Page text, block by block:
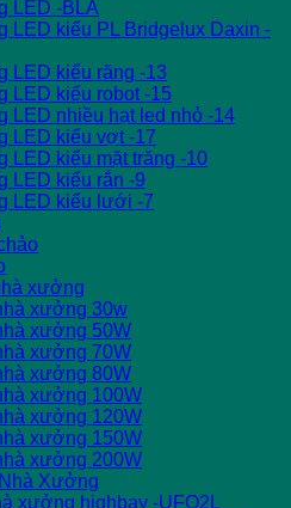
LED -BLA
LED kiểu PL Bridgelux Daxin -
LED kiểu răng -13
LED kiểu robot -15
LED nhiều hạt led nhỏ -14
LED kiểu vợt -17
LED kiểu mặt trăng -10
LED kiểu rắn -9
LED kiểu lưới -7
xưởng
xưởng 30w
xưởng 50W
xưởng 70W
xưởng 80W
xưởng 100W
xưởng 120W
xưởng 150W
xưởng 200W
Xưởng
xưởng highbay -UFO2L